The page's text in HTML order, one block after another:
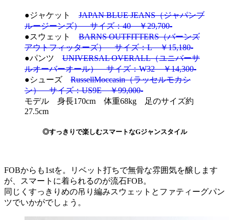
●ジャケット JAPAN BLUE JEANS（ジャパンブ
ルージーンズ） サイズ：40 ￥29,700-
●スウェット BARNS OUTFITTERS（バーンズ
アウトフィッターズ） サイズ：L ￥15,180-
●パンツ UNIVERSAL OVERALL（ユニバーサ
ルオーバーオール） サイズ：W32 ￥14,300-
●シューズ RussellMoccasin（ラッセルモカシ
ン） サイズ：US9E ￥99,000-
モデル 身長170cm 体重68kg 足のサイズ約
27.5cm
◎すっきりで楽しむスマートなGジャンスタイル
FOBからも1stを。リベット打ちで無骨な雰囲気を醸します
が、スマートに着られるのが流石FOB。
同じくすっきりめの吊り編みスウェットとファティーグパン
ツでいかがでしょう。